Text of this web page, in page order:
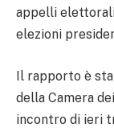
appelli
elezioni
Il rapporto è
della Camera
incontro di ieri